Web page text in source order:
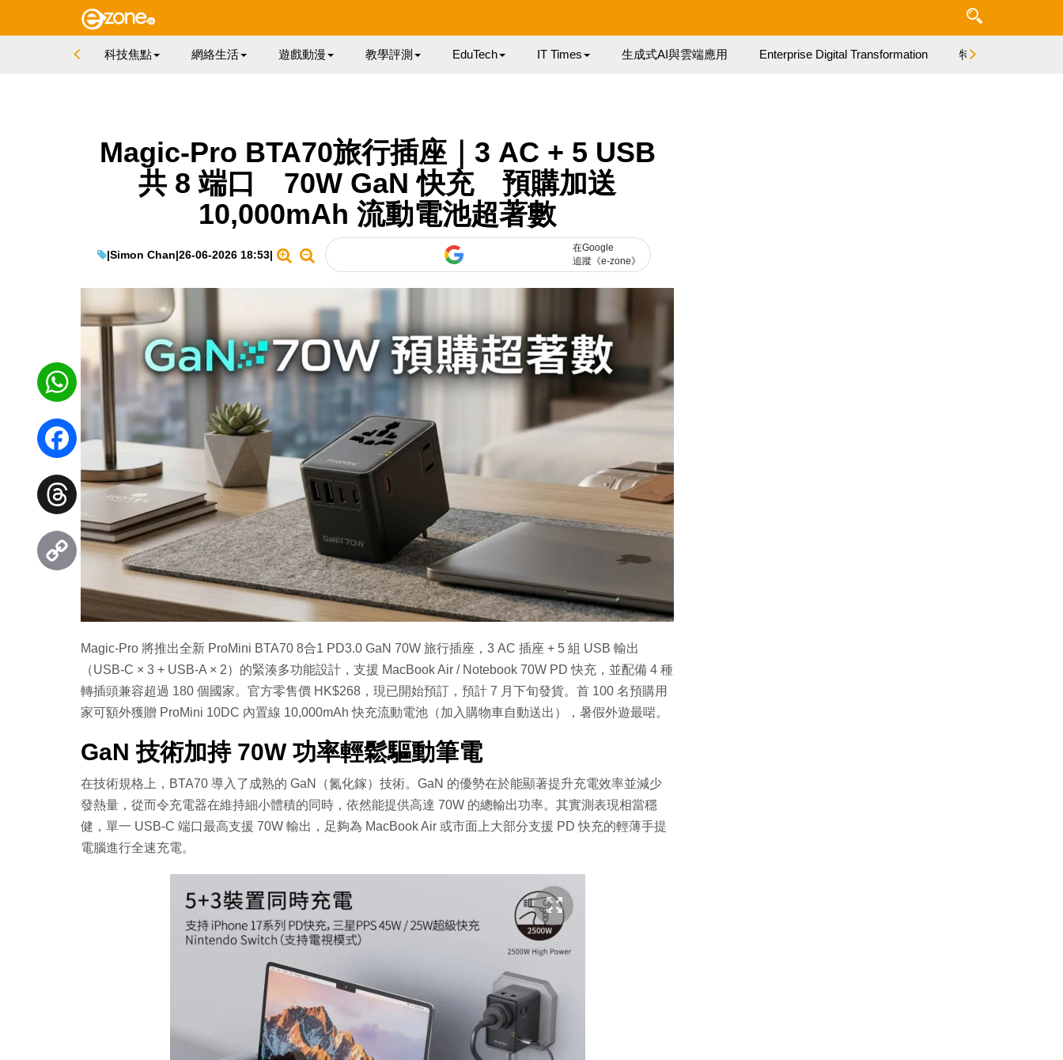
科技焦點 網絡生活 遊戲動漫 教學評測 EduTech IT Times 生成式AI與雲端應用 Enterprise Digital Transformation 特集
Magic-Pro BTA70旅行插座｜3 AC + 5 USB
共 8 端口 70W GaN 快充 預購加送
10,000mAh 流動電池超著數
|Simon Chan|26-06-2026 18:53|
在Google
追蹤《e-zone》
Magic-Pro 將推出全新 ProMini BTA70 8合1 PD3.0 GaN 70W 旅行插座，3 AC 插座 + 5 組 USB 輸出
（USB-C × 3 + USB-A × 2）的緊湊多功能設計，支援 MacBook Air / Notebook 70W PD 快充，並配備 4 種
轉插頭兼容超過 180 個國家。官方零售價 HK$268，現已開始預訂，預計 7 月下旬發貨。首 100 名預購用
家可額外獲贈 ProMini 10DC 內置線 10,000mAh 快充流動電池（加入購物車自動送出），暑假外遊最啱。
GaN 技術加持 70W 功率輕鬆驅動筆電
在技術規格上，BTA70 導入了成熟的 GaN（氮化鎵）技術。GaN 的優勢在於能顯著提升充電效率並減少
發熱量，從而令充電器在維持細小體積的同時，依然能提供高達 70W 的總輸出功率。其實測表現相當穩
健，單一 USB-C 端口最高支援 70W 輸出，足夠為 MacBook Air 或市面上大部分支援 PD 快充的輕薄手提
電腦進行全速充電。
WhatsApp
Facebook
Threads
Copy
Link